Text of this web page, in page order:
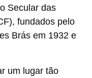
Secular das
fundados pelo
Brás em 1932 e
um lugar tão